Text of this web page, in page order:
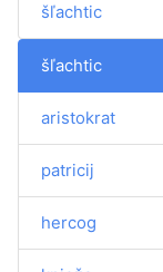
šľachtic
šľachtic
aristokrat
patricij
hercog